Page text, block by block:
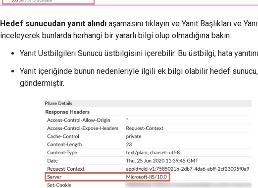
Hedef sunucudan yanıt alındı aşamasını tıklayın ve Yanıt Başlıkları ve
inceleyerek bunlarda herhangi bir yararlı bilgi olup olmadığına bakın:
Yanıt Üstbilgileri Sunucu üstbilgisini içerebilir. Bu üstbilgi, hata
Yanıt içeriğinde bunun nedenleriyle ilgili ek bilgi olabilir hedef
göndermiştir.